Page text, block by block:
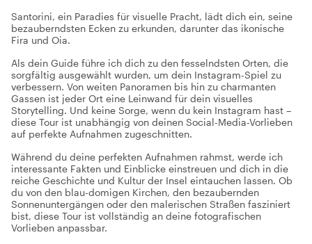
Santorini, ein Paradies für visuelle Pracht, lädt dich ein, seine
bezauberndsten Ecken zu erkunden, darunter das ikonische
Fira und Oia.
Als dein Guide führe ich dich zu den fesselndsten Orten, die
sorgfältig ausgewählt wurden, um dein Instagram-Spiel zu
verbessern. Von weiten Panoramen bis hin zu charmanten
Gassen ist jeder Ort eine Leinwand für dein visuelles
Storytelling. Und keine Sorge, wenn du kein Instagram hast –
diese Tour ist unabhängig von deinen Social-Media-Vorlieben
auf perfekte Aufnahmen zugeschnitten.
Während du deine perfekten Aufnahmen rahmst, werde ich
interessante Fakten und Einblicke einstreuen und dich in die
reiche Geschichte und Kultur der Insel eintauchen lassen. Ob
du von den blau-domigen Kirchen, den bezaubernden
Sonnenuntergängen oder den malerischen Straßen fasziniert
bist, diese Tour ist vollständig an deine fotografischen
Vorlieben anpassbar.